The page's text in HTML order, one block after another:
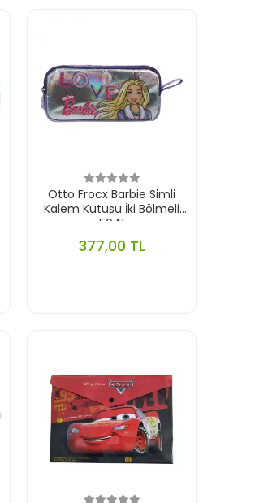
Otto Frocx Barbie Simli
Kalem Kutusu İki Bölmeli
5041
377,00 TL